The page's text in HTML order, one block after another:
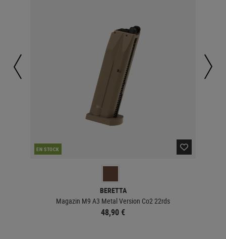
EN STOCK
BERETTA
Magazin M9 A3 Metal Version Co2 22rds
48,90 €